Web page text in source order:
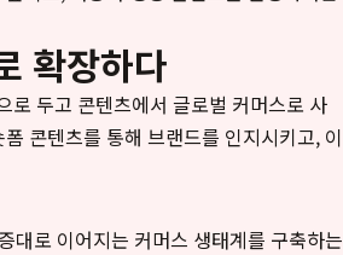
확장하다
로 두고 콘텐츠에서 글로벌 커머스로 사
콘텐츠를 통해 브랜드를 인지시키고, 이
대로 이어지는 커머스 생태계를 구축하는